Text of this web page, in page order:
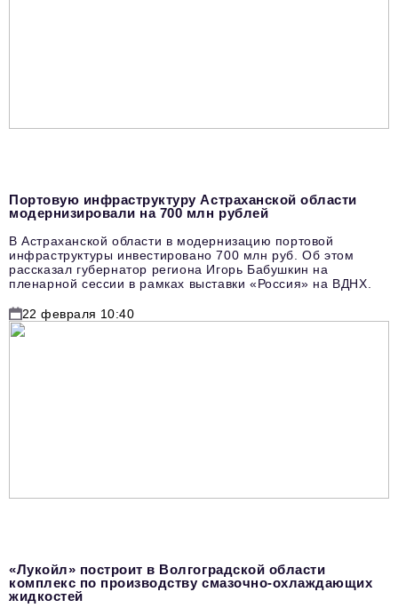
Портовую инфраструктуру Астраханской области
модернизировали на 700 млн рублей
В Астраханской области в модернизацию портовой
инфраструктуры инвестировано 700 млн руб. Об этом
рассказал губернатор региона Игорь Бабушкин на
пленарной сессии в рамках выставки «Россия» на ВДНХ.
22 февраля 10:40
«Лукойл» построит в Волгоградской области
комплекс по производству смазочно-охлаждающих
жидкостей